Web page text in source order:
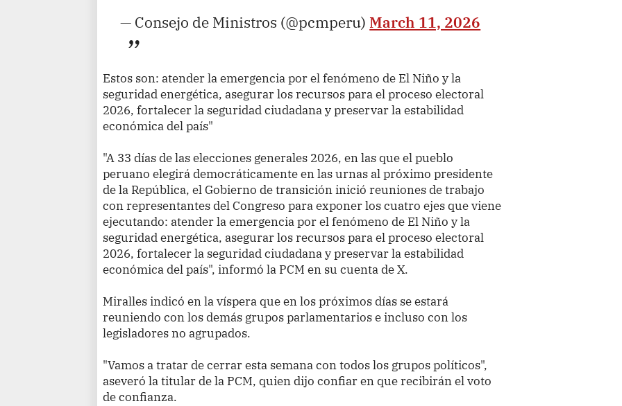
— Consejo de Ministros (@pcmperu) March 11, 2026
Estos son: atender la emergencia por el fenómeno de El Niño y la
seguridad energética, asegurar los recursos para el proceso electoral
2026, fortalecer la seguridad ciudadana y preservar la estabilidad
económica del país"
"A 33 días de las elecciones generales 2026, en las que el pueblo
peruano elegirá democráticamente en las urnas al próximo presidente
de la República, el Gobierno de transición inició reuniones de trabajo
con representantes del Congreso para exponer los cuatro ejes que viene
ejecutando: atender la emergencia por el fenómeno de El Niño y la
seguridad energética, asegurar los recursos para el proceso electoral
2026, fortalecer la seguridad ciudadana y preservar la estabilidad
económica del país", informó la PCM en su cuenta de X.
Miralles indicó en la víspera que en los próximos días se estará
reuniendo con los demás grupos parlamentarios e incluso con los
legisladores no agrupados.
"Vamos a tratar de cerrar esta semana con todos los grupos políticos",
aseveró la titular de la PCM, quien dijo confiar en que recibirán el voto
de confianza.